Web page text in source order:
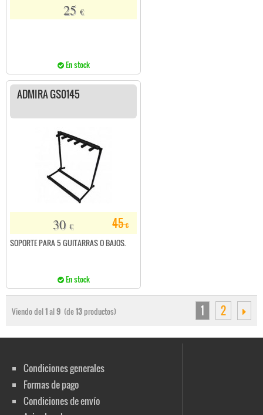
25 €
En stock
ADMIRA GS0145
45€
30 €
SOPORTE PARA 5 GUITARRAS O BAJOS.
En stock
Viendo del1al9 (de13productos) 1 2
Condiciones generales
Formas de pago
Condiciones de envío